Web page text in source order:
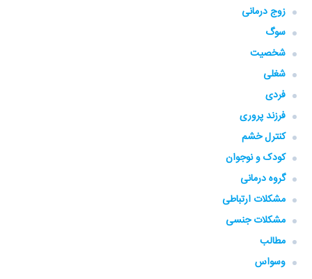
زوج درمانی
سوگ
شخصیت
شغلی
فردی
فرزند پروری
کنترل خشم
کودک و نوجوان
گروه‌ درمانی
مشکلات ارتباطی
مشکلات جنسی
مطالب
وسواس